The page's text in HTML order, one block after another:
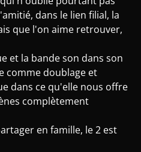
dans le lien filial, la
que l'on aime retrouver,
et la bande son dans son
comme doublage et
dans ce qu'elle nous offre
complètement
en famille, le 2 est